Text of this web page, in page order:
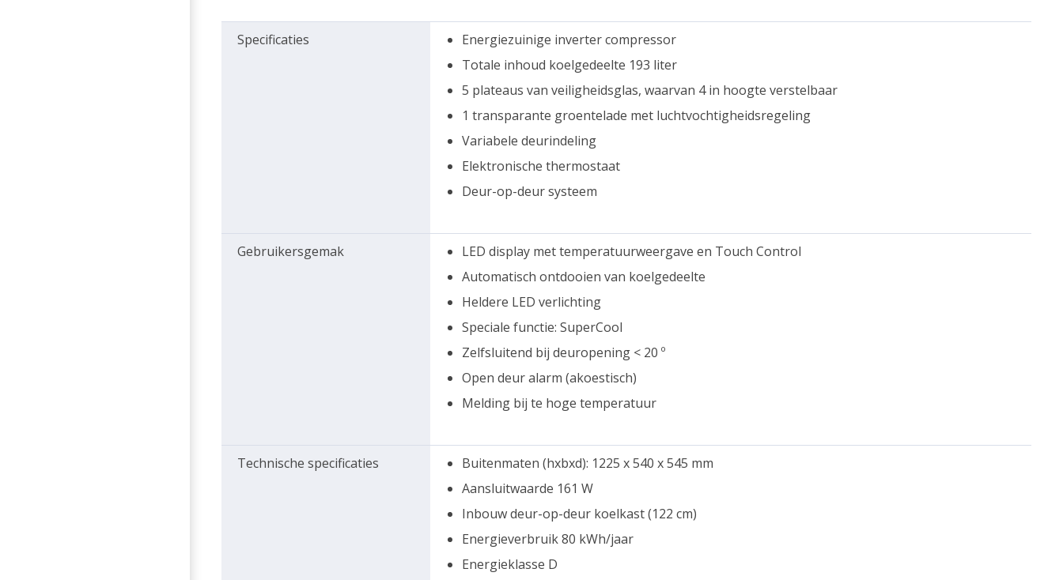
Specificaties
Energiezuinige inverter compressor
Totale inhoud koelgedeelte 193 liter
5 plateaus van veiligheidsglas, waarvan 4 in hoogte verstelbaar
1 transparante groentelade met luchtvochtigheidsregeling
Variabele deurindeling
Elektronische thermostaat
Deur-op-deur systeem
Gebruikersgemak
LED display met temperatuurweergave en Touch Control
Automatisch ontdooien van koelgedeelte
Heldere LED verlichting
Speciale functie: SuperCool
Zelfsluitend bij deuropening < 20 º
Open deur alarm (akoestisch)
Melding bij te hoge temperatuur
Technische specificaties
Buitenmaten (hxbxd): 1225 x 540 x 545 mm
Aansluitwaarde 161 W
Inbouw deur-op-deur koelkast (122 cm)
Energieverbruik 80 kWh/jaar
Energieklasse D